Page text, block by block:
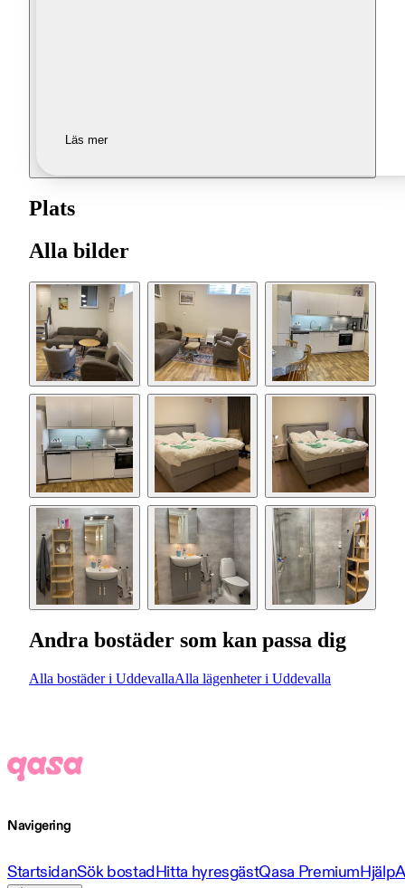
Läs mer
Plats
Alla bilder
Andra bostäder som kan passa dig
Alla bostäder i UddevallaAlla lägenheter i Uddevalla
Navigering
StartsidanSök bostadHitta hyresgästQasa PremiumHjälp